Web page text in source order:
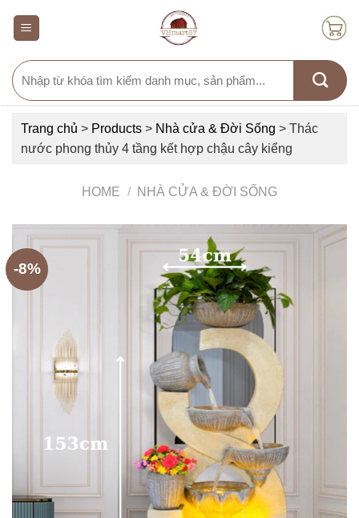
Search
for:
Trang chủ > Products > Nhà cửa & Đời Sống > Thác
nước phong thủy 4 tầng kết hợp chậu cây kiểng
HOME / NHÀ CỬA & ĐỜI SỐNG
-8%